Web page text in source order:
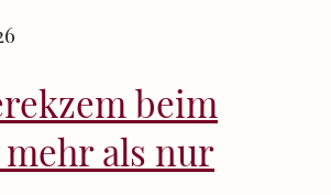
beim
als nur